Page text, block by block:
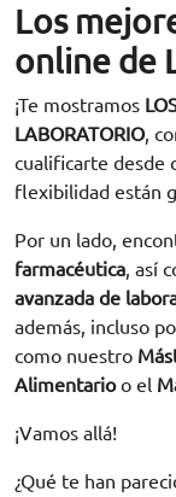
Los
online de
¡Te mostramos
LABORATORIO,
cualificarte desde
flexibilidad están
Por un lado,
farmacéutica, así
avanzada de
además, incluso
como nuestro
Alimentarioo el
¡Vamos allá!
¿Qué te han